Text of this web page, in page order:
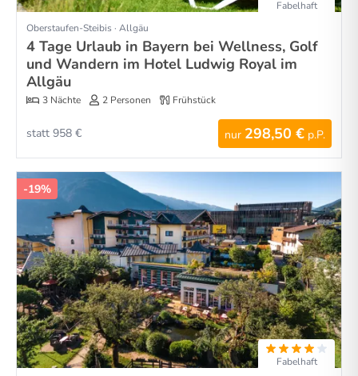
Fabelhaft
Oberstaufen-Steibis · Allgäu
4 Tage Urlaub in Bayern bei Wellness, Golf
und Wandern im Hotel Ludwig Royal im
Allgäu
3 Nächte 2 Personen Frühstück
nur 298,50 € p.P.
statt 958 €
-19%
Fabelhaft